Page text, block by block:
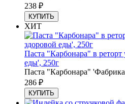
238 ₽
КУПИТЬ
ХИТ
Паста "Карбонара" в
еды', 250г
Паста "Карбонара"
286 ₽
КУПИТЬ